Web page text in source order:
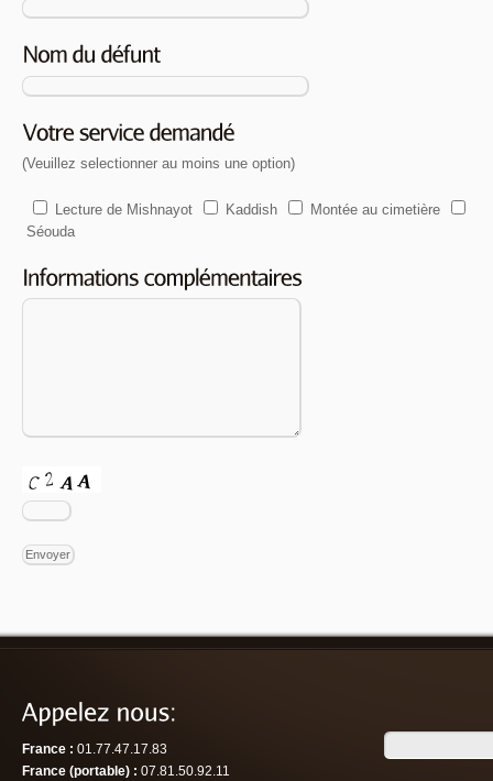
(Veuillez selectionner au moins une option)
Lecture de Mishnayot Kaddish
Montée au cimetière
Séouda
France : 01.77.47.17.83
France (portable) : 07.81.50.92.11